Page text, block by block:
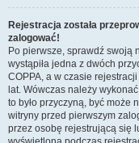
Rejestracja została
zalogować!
Po pierwsze, sprawdź swoją
wystąpiła jedna z dwóch
COPPA, a w czasie
lat. Wówczas należy
to było przyczyną, być może
witryny przed pierwszym
przez osobę rejestrującą się